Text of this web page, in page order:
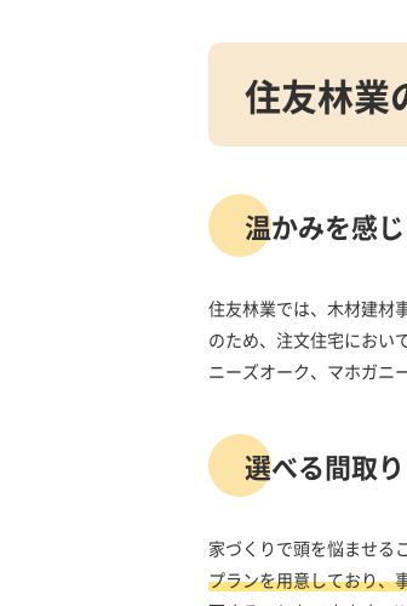
住友林業
温かみを感
住友林業では、木材建材
のため、注文住宅におい
ニーズオーク、マホガニ
選べる間取
家づくりで頭を悩ませる
プランを用意しており、